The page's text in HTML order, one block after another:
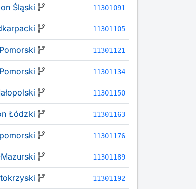
11301091
Śląski
11301105
11301121
11301134
11301150
11301163
Łódzki
11301176
11301189
11301192